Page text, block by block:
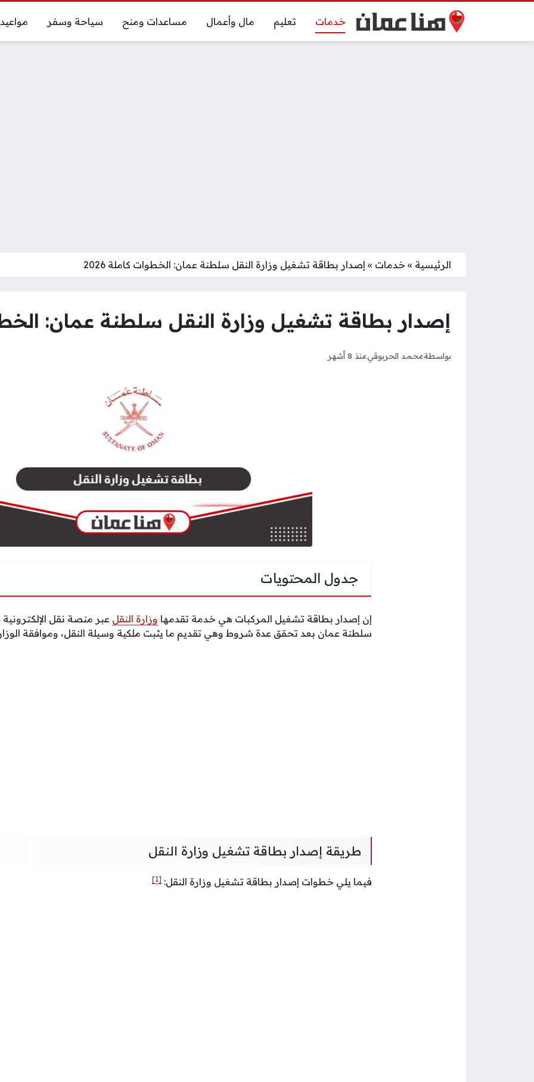
خدمات تعليم مال وأعمال مساعدات ومنح سياحة وسفر مواعيد
الرئيسية » خدمات » إصدار بطاقة تشغيل وزارة النقل سلطنة عمان: الخطوات كاملة 2026
إصدار بطاقة تشغيل وزارة النقل سلطنة عمان: الخطوات
بواسطةمحمد الحربوقيمنذ 8 أشهر
جدول المحتويات
إن إصدار بطاقة تشغيل المركبات هي خدمة تقدمها وزارة النقل عبر منصة نقل
سلطنة عمان بعد تحقق عدة شروط وهي تقديم ما يثبت ملكية وسيلة النقل، وموافقة
طريقة إصدار بطاقة تشغيل وزارة النقل
فيما يلي خطوات إصدار بطاقة تشغيل وزارة النقل: [1]